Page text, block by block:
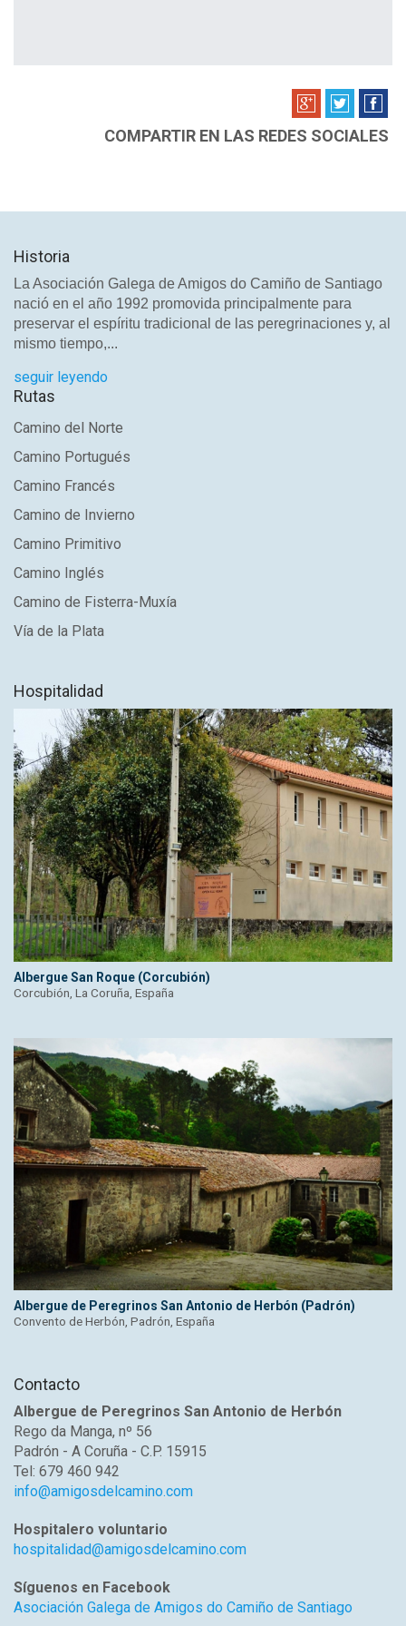
COMPARTIR EN LAS REDES SOCIALES
Historia
La Asociación Galega de Amigos do Camiño de Santiago
nació en el año 1992 promovida principalmente para
preservar el espíritu tradicional de las peregrinaciones y, al
mismo tiempo,...
seguir leyendo
Rutas
Camino del Norte
Camino Portugués
Camino Francés
Camino de Invierno
Camino Primitivo
Camino Inglés
Camino de Fisterra-Muxía
Vía de la Plata
Hospitalidad
Albergue San Roque (Corcubión)
Corcubión, La Coruña, España
Albergue de Peregrinos San Antonio de Herbón (Padrón)
Convento de Herbón, Padrón, España
Contacto
Albergue de Peregrinos San Antonio de Herbón
Rego da Manga, nº 56
Padrón - A Coruña - C.P. 15915
Tel: 679 460 942
info@amigosdelcamino.com
Hospitalero voluntario
hospitalidad@amigosdelcamino.com
Síguenos en Facebook
Asociación Galega de Amigos do Camiño de Santiago